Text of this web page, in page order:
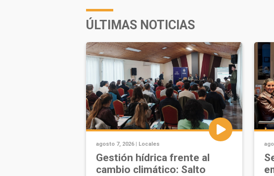
ÚLTIMAS NOTICIAS
agosto 7, 2026 | Locales
Gestión hídrica frente al
cambio climático: Salto